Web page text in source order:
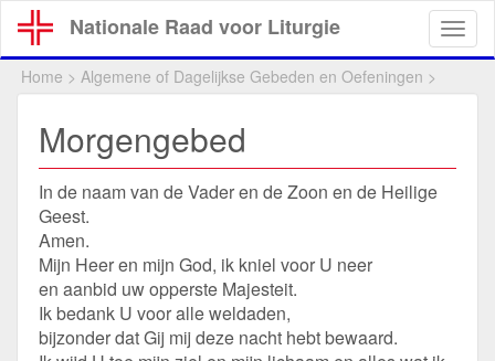
Overslaan
en
naar
Nationale Raad voor Liturgie
Home > Algemene of Dagelijkse Gebeden en Oefeningen >
Morgengebed
In de naam van de Vader en de Zoon en de Heilige
Geest.
Amen.
Mijn Heer en mijn God, ik kniel voor U neer
en aanbid uw opperste Majesteit.
Ik bedank U voor alle weldaden,
bijzonder dat Gij mij deze nacht hebt bewaard.